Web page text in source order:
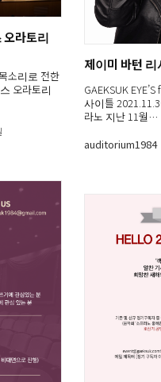
오라토리
소리로 전한
오라토리
제이미 바턴
GAEKSUK
사이틀
라노 지난 11월…
auditorium1984